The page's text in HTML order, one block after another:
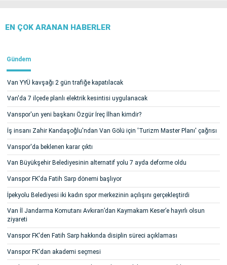
EN ÇOK ARANAN HABERLER
Gündem
Van YYÜ kavşağı 2 gün trafiğe kapatılacak
Van'da 7 ilçede planlı elektrik kesintisi uygulanacak
Vanspor'un yeni başkanı Özgür İreç İlhan kimdir?
İş insanı Zahir Kandaşoğlu'ndan Van Gölü için 'Turizm Master Planı' çağrısı
Vanspor'da beklenen karar çıktı
Van Büyükşehir Belediyesinin alternatif yolu 7 ayda deforme oldu
Vanspor FK'da Fatih Sarp dönemi başlıyor
İpekyolu Belediyesi iki kadın spor merkezinin açılışını gerçekleştirdi
Van İl Jandarma Komutanı Avkıran’dan Kaymakam Keser’e hayırlı olsun
ziyareti
Vanspor FK'den Fatih Sarp hakkında disiplin süreci açıklaması
Vanspor FK'dan akademi seçmesi